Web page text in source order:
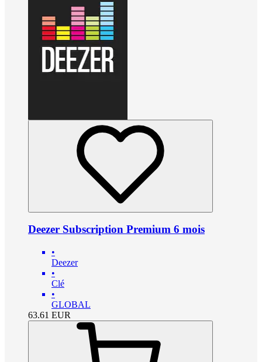
Deezer Subscription Premium 6 mois
•
Deezer
•
Clé
•
GLOBAL
63.61 EUR